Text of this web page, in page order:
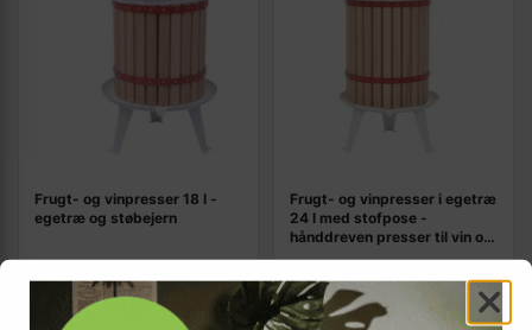
Frugt- og vinpresser 18 l -
egetræ og støbejern
1.159,-
Vis
Frugt- og vinpresser i egetræ
24 l med stofpose -
hånddreven presser til vin og
cider
1.496,-
Vis